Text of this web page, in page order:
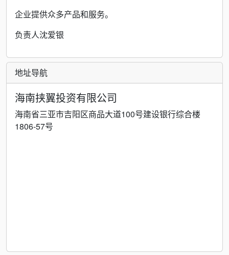
企业提供众多产品和服务。
负责人沈爱银
地址导航
海南挟翼投资有限公司
海南省三亚市吉阳区商品大道100号建设银行综合楼
1806-57号